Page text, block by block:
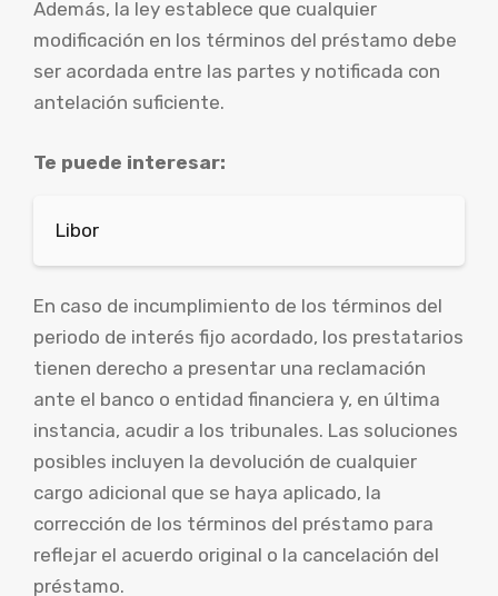
Además, la ley establece que cualquier
modificación en los términos del préstamo debe
ser acordada entre las partes y notificada con
antelación suficiente.
Te puede interesar:
Libor
En caso de incumplimiento de los términos del
periodo de interés fijo acordado, los prestatarios
tienen derecho a presentar una reclamación
ante el banco o entidad financiera y, en última
instancia, acudir a los tribunales. Las soluciones
posibles incluyen la devolución de cualquier
cargo adicional que se haya aplicado, la
corrección de los términos del préstamo para
reflejar el acuerdo original o la cancelación del
préstamo.